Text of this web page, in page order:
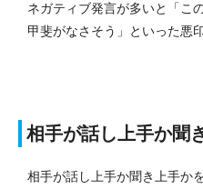
ネガティブ発言が多いと「こ
甲斐がなさそう」といった悪
相手が話し上手か聞
相手が話し上手か聞き上手か